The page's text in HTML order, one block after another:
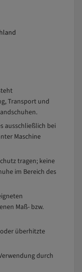
Transport und
ausschließlich bei
Maschine
tragen; keine
im Bereich des
Maß- bzw.
oder überhitzte
durch